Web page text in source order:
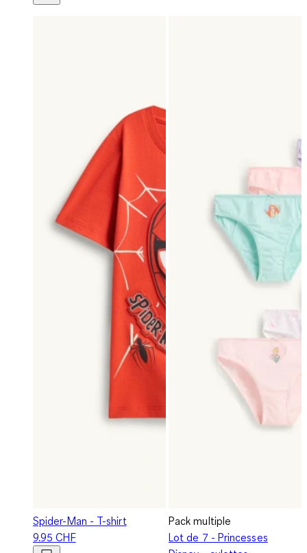
Spider-Man - T-shirt
9.95 CHF
Pack multiple
Lot de 7 - Princesses